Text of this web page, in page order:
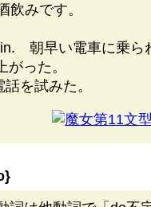
みです。
朝早い電車に乗ら
った。
を試みた。
第11文
}